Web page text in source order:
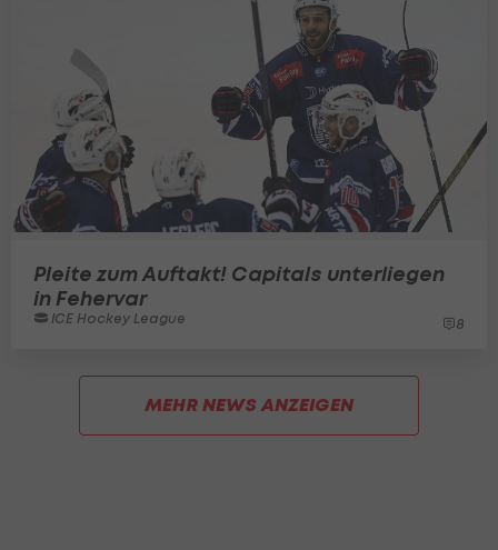
Pleite zum Auftakt! Capitals unterliegen
in Fehervar
ICE Hockey League 8
MEHR NEWS ANZEIGEN